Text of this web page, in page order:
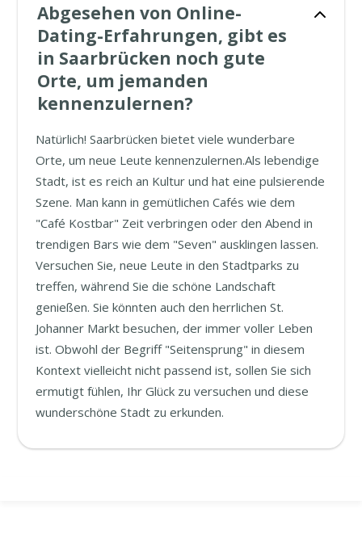
Abgesehen von Online-
Dating-Erfahrungen, gibt es
in Saarbrücken noch gute
Orte, um jemanden
kennenzulernen?
Natürlich! Saarbrücken bietet viele wunderbare
Orte, um neue Leute kennenzulernen.Als lebendige
Stadt, ist es reich an Kultur und hat eine pulsierende
Szene. Man kann in gemütlichen Cafés wie dem
"Café Kostbar" Zeit verbringen oder den Abend in
trendigen Bars wie dem "Seven" ausklingen lassen.
Versuchen Sie, neue Leute in den Stadtparks zu
treffen, während Sie die schöne Landschaft
genießen. Sie könnten auch den herrlichen St.
Johanner Markt besuchen, der immer voller Leben
ist. Obwohl der Begriff "Seitensprung" in diesem
Kontext vielleicht nicht passend ist, sollen Sie sich
ermutigt fühlen, Ihr Glück zu versuchen und diese
wunderschöne Stadt zu erkunden.